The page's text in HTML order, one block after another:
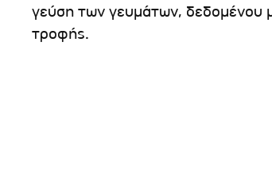
γεύση των γευμάτων, δεδομένου
τροφής.